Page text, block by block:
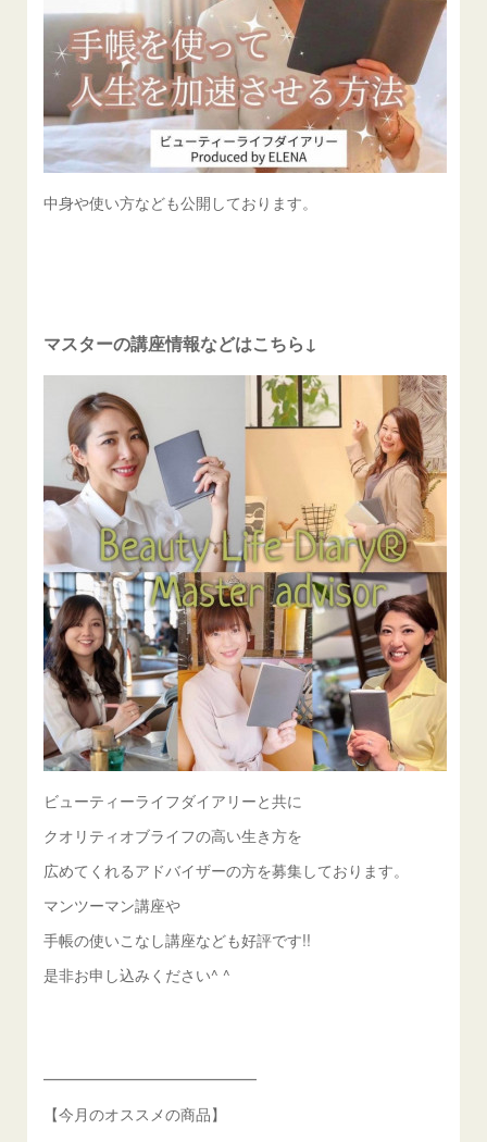
中身や使い方なども公開しております。
マスターの講座情報などはこちら↓
ビューティーライフダイアリーと共に
クオリティオブライフの高い生き方を
広めてくれるアドバイザーの方を募集しております。
マンツーマン講座や
手帳の使いこなし講座なども好評です!!
是非お申し込みください^ ^
━━━━━━━━━━━━━━
【今月のオススメの商品】